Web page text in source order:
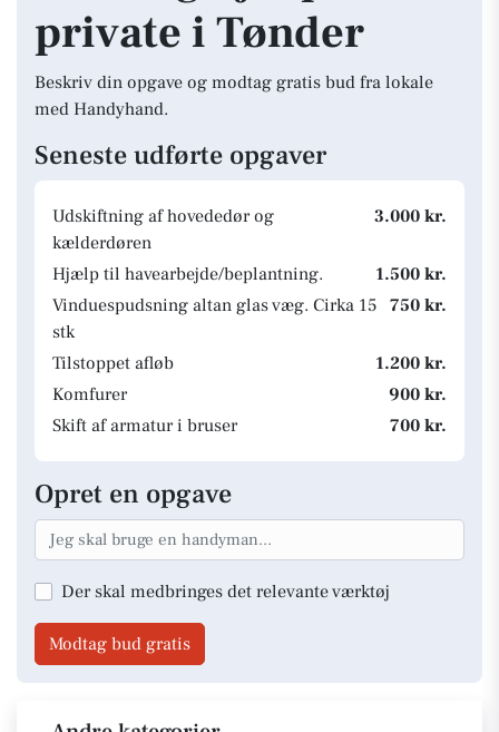
private i Tønder
Beskriv din opgave og modtag gratis bud fra lokale
med Handyhand.
Seneste udførte opgaver
Udskiftning af hovededør og
kælderdøren
3.000 kr.
Hjælp til havearbejde/beplantning.
1.500 kr.
Vinduespudsning altan glas væg. Cirka 15
stk
750 kr.
Tilstoppet afløb
1.200 kr.
Komfurer
900 kr.
Skift af armatur i bruser
700 kr.
Opret en opgave
Der skal medbringes det relevante værktøj
Modtag bud gratis